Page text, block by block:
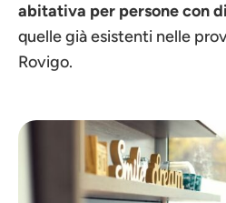
abitativa per persone con
quelle già esistenti nelle
Rovigo.